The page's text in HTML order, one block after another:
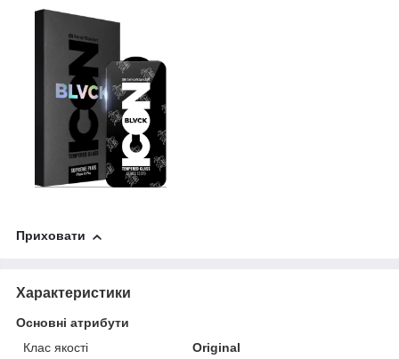
Приховати
Характеристики
Основні атрибути
Клас якості
Original